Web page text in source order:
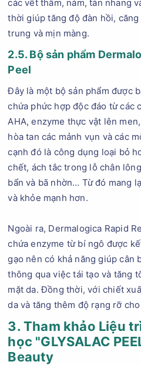
các vết thâm, nám, tàn nhang
thời giúp tăng độ đàn hồi,
trung và mịn màng.
2.5. Bộ sản phẩm
Peel
Đây là một bộ sản phẩm được
chứa phức hợp độc đáo từ các
AHA, enzyme thực vật lên
hòa tan các mảnh vụn và các
cạnh đó là công dụng loại bỏ
chết, ách tắc trong lỗ chân
bẩn và bã nhờn… Từ đó mang
và khỏe mạnh hơn.
Ngoài ra, Dermalogica Rapid
chứa enzyme từ bí ngô được
gạo nên có khả năng giúp cân
thông qua việc tái tạo và tăng
mặt da. Đồng thời, với chiết
da và tăng thêm độ rạng rỡ
3. Tham khảo Liệu
học "GLYSALAC
Beauty